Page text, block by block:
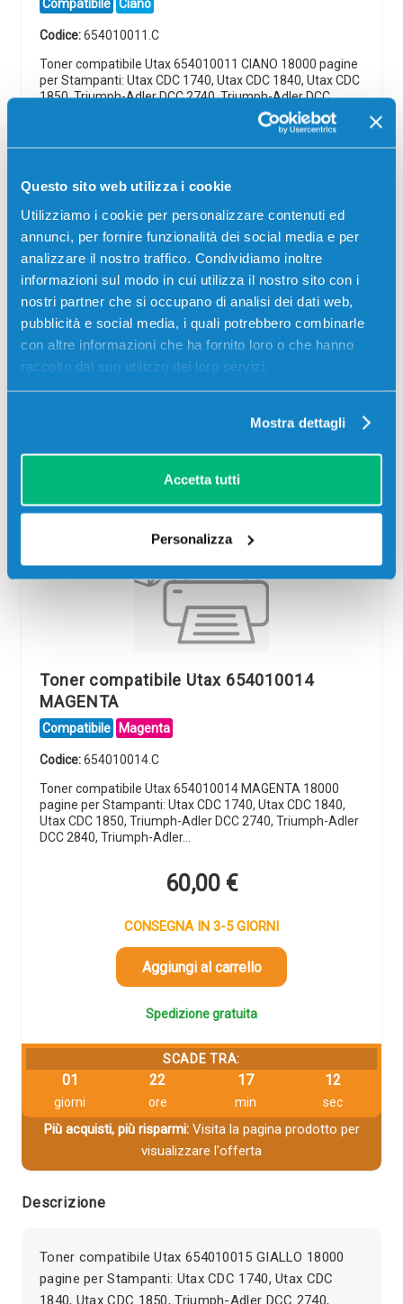
Questo sito web utilizza i cookie
Utilizziamo i cookie per personalizzare contenuti ed
annunci, per fornire funzionalità dei social media e per
analizzare il nostro traffico. Condividiamo inoltre
informazioni sul modo in cui utilizza il nostro sito con i
nostri partner che si occupano di analisi dei dati web,
pubblicità e social media, i quali potrebbero combinarle
con altre informazioni che ha fornito loro o che hanno
raccolto dal suo utilizzo dei loro servizi.
Mostra dettagli
Accetta tutti
Personalizza
Compatibile Ciano
Codice:654010011.C
Toner compatibile Utax 654010011 CIANO 18000 pagine
per Stampanti: Utax CDC 1740, Utax CDC 1840, Utax CDC
1850, Triumph-Adler DCC 2740, Triumph-Adler DCC
Aggiungi al carrello
Spedizione gratuita
SCADE TRA:
01 22 17 11
visualizzare l'offerta
Toner compatibile Utax 654010014
MAGENTA
Compatibile Magenta
Codice:654010014.C
Toner compatibile Utax 654010014 MAGENTA 18000
pagine per Stampanti: Utax CDC 1740, Utax CDC 1840,
Utax CDC 1850, Triumph-Adler DCC 2740, Triumph-Adler
DCC 2840, Triumph-Adler…
60,00 €
CONSEGNA IN 3-5 GIORNI
Aggiungi al carrello
Spedizione gratuita
SCADE TRA:
01
giorni
22
ore
17
min
11
sec
Più acquisti, più risparmi:Visita la pagina prodotto per
visualizzare l'offerta
Descrizione
Toner compatibile Utax 654010015 GIALLO 18000
pagine per Stampanti: Utax CDC 1740, Utax CDC
1840, Utax CDC 1850, Triumph-Adler DCC 2740,